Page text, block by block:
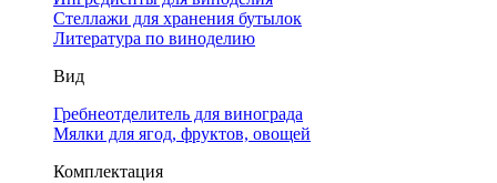
Стеллажи для хранения бутылок
Литература по виноделию
Вид
Гребнеотделитель для винограда
Мялки для ягод, фруктов, овощей
Комплектация